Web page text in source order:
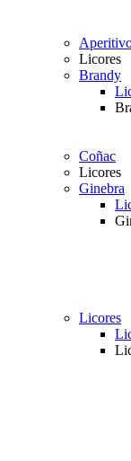
Licores
Brandy
Coñac
Licores
Ginebra
Licores